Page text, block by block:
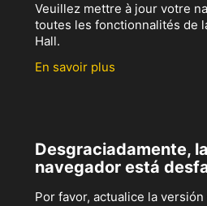
Veuillez mettre à jour votre
toutes les fonctionnalités de
Hall.
En savoir plus
Desgraciadamente,
navegador está
Por favor, actualice la